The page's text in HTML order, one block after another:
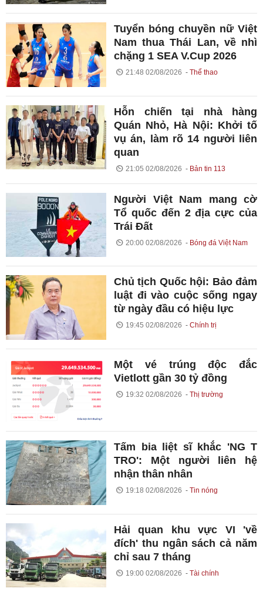
Tuyển bóng chuyền nữ Việt
Nam thua Thái Lan, về nhì
chặng 1 SEA V.Cup 2026
21:48 02/08/2026 Thể thao
Hỗn chiến tại nhà hàng
Quán Nhỏ, Hà Nội: Khởi tố
vụ án, làm rõ 14 người liên
quan
21:05 02/08/2026 Bản tin 113
Người Việt Nam mang cờ
Tổ quốc đến 2 địa cực của
Trái Đất
20:00 02/08/2026 Bóng đá Việt Nam
Chủ tịch Quốc hội: Bảo đảm
luật đi vào cuộc sống ngay
từ ngày đầu có hiệu lực
19:45 02/08/2026 Chính trị
Một vé trúng độc đắc
Vietlott gần 30 tỷ đồng
19:32 02/08/2026 Thị trường
Tấm bia liệt sĩ khắc 'NG T
TRO': Một người liên hệ
nhận thân nhân
19:18 02/08/2026 Tin nóng
Hải quan khu vực VI 'về
đích' thu ngân sách cả năm
chỉ sau 7 tháng
19:00 02/08/2026 Tài chính